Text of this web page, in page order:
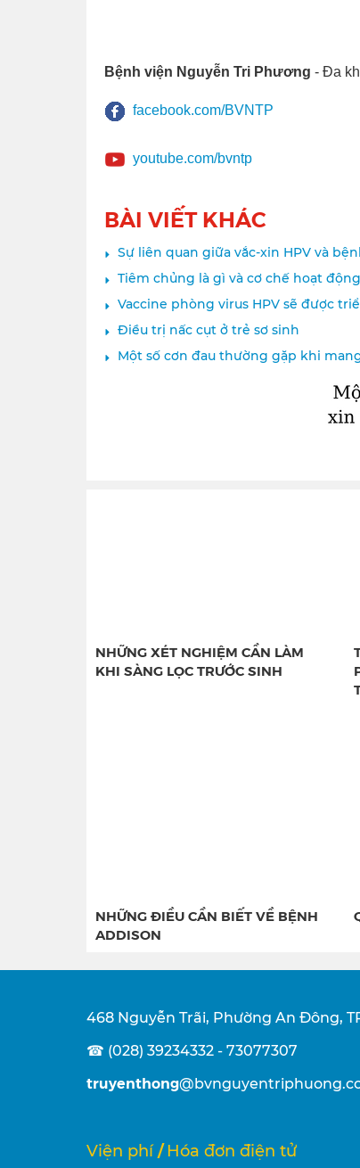
Bệnh viện Nguyễn Tri Phương - Đa
facebook.com/BVNTP
youtube.com/bvntp
BÀI VIẾT KHÁC
Sự liên quan giữa vắc-xin HPV và
Tiêm chủng là gì và cơ chế hoạt động
Vaccine phòng virus HPV sẽ được
Điều trị nấc cụt ở trẻ sơ sinh
Một số cơn đau thường gặp khi
NHỮNG XÉT NGHIỆM CẦN LÀM
KHI SÀNG LỌC TRƯỚC SINH
NHỮNG ĐIỀU CẦN BIẾT VỀ BỆNH
ADDISON
468 Nguyễn Trãi, Phường An Đông,
☎ (028) 39234332 - 73077307
truyenthong
Viện phí / Hóa đơn điện tử